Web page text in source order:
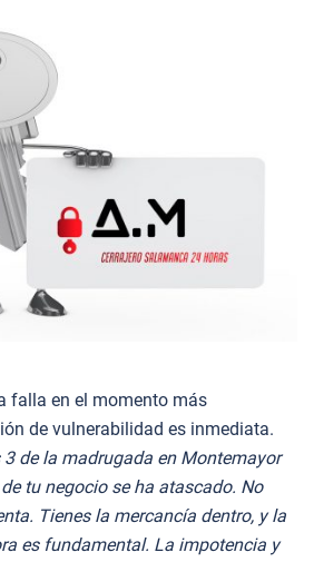
falla en el momento más
de vulnerabilidad es inmediata.
de la madrugada en Montemayor
tu negocio se ha atascado. No
Tienes la mercancía dentro, y la
es fundamental. La impotencia y